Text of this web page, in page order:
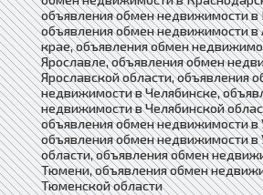
объявления обмен недвижимости в
объявления обмен недвижимости в
крае, объявления обмен
Ярославле, объявления обмен
Ярославской области, объявления
недвижимости в Челябинске,
недвижимости в Челябинской
объявления обмен недвижимости в
объявления обмен недвижимости в
области, объявления обмен
Тюмени, объявления обмен
Тюменской области